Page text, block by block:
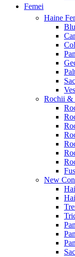
Femei
Haine
Rochii &
New